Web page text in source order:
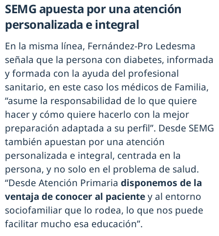
SEMG apuesta por una atención
personalizada e integral
En la misma línea, Fernández-Pro Ledesma
señala que la persona con diabetes, informada
y formada con la ayuda del profesional
sanitario, en este caso los médicos de Familia,
“asume la responsabilidad de lo que quiere
hacer y cómo quiere hacerlo con la mejor
preparación adaptada a su perfil”. Desde SEMG
también apuestan por una atención
personalizada e integral, centrada en la
persona, y no solo en el problema de salud.
“Desde Atención Primaria disponemos de la
ventaja de conocer al pacientey al entorno
sociofamiliar que lo rodea, lo que nos puede
facilitar mucho esa educación”.